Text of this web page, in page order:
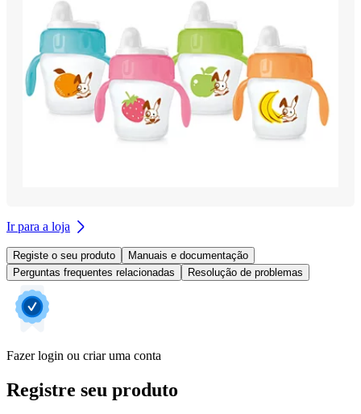
Ir para a loja
Registe o seu produto
Manuais e documentação
Perguntas frequentes relacionadas
Resolução de problemas
Fazer login ou criar uma conta
Registre seu produto